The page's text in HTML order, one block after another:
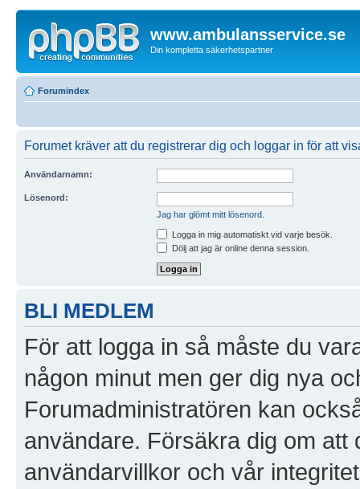
www.ambulansservice.se
Din kompletta säkerhetspartner
Forumindex
Forumet kräver att du registrerar dig och loggar in för att
Användarnamn:
Lösenord:
Jag har glömt mitt lösenord.
Logga in mig automatiskt vid varje besök.
Dölj att jag är online denna session.
BLI MEDLEM
För att logga in så måste du
någon minut men ger dig nya
Forumadministratören kan
användare. Försäkra dig om
användarvillkor och vår